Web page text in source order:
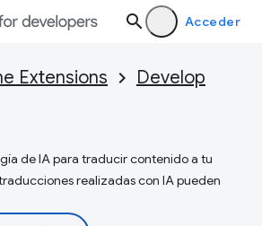
Acceder
Extensions Develop
de IA para traducir contenido a tu
realizadas con IA pueden